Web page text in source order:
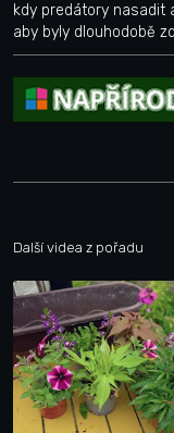
kdy predátory nasadit
aby byly dlouhodobě
Další videa z pořadu